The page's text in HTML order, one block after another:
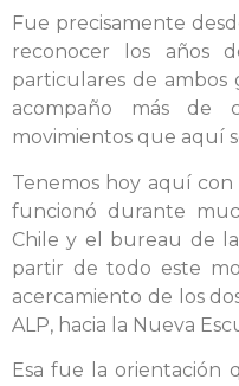
Fue precisamente
reconocer los años
particulares de ambos
acompaño más de
movimientos que aquí
Tenemos hoy aquí
funcionó durante
Chile y el bureau de
partir de todo este
acercamiento de los
ALP, hacia la Nueva
Esa fue la orientación